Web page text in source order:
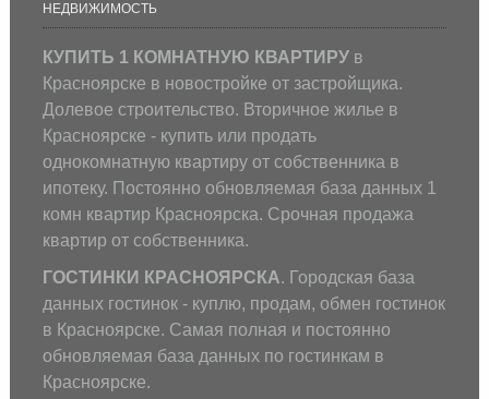
НЕДВИЖИМОСТЬ
КУПИТЬ 1 КОМНАТНУЮ КВАРТИРУв
Красноярске в новостройке от застройщика.
Долевое строительство. Вторичное жилье в
Красноярске - купить или продать
однокомнатную квартиру от собственника в
ипотеку. Постоянно обновляемая база данных 1
комн квартир Красноярска. Срочная продажа
квартир от собственника.
ГОСТИНКИ КРАСНОЯРСКА. Городская база
данных гостинок - куплю, продам, обмен гостинок
в Красноярске. Самая полная и постоянно
обновляемая база данных по гостинкам в
Красноярске.